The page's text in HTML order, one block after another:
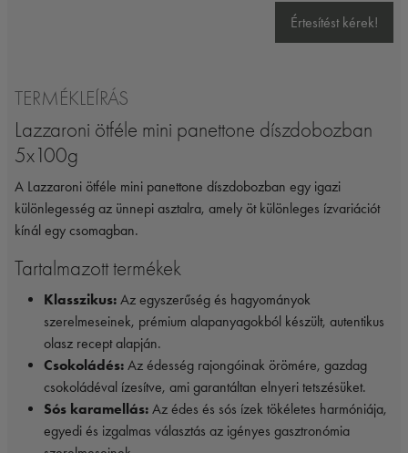
Értesítést kérek!
TERMÉKLEÍRÁS
Lazzaroni ötféle mini panettone díszdobozban
5x100g
A Lazzaroni ötféle mini panettone díszdobozban egy igazi
különlegesség az ünnepi asztalra, amely öt különleges ízvariációt
kínál egy csomagban.
Tartalmazott termékek
Klasszikus: Az egyszerűség és hagyományok
szerelmeseinek, prémium alapanyagokból készült, autentikus
olasz recept alapján.
Csokoládés: Az édesség rajongóinak örömére, gazdag
csokoládéval ízesítve, ami garantáltan elnyeri tetszésüket.
Sós karamellás: Az édes és sós ízek tökéletes harmóniája,
egyedi és izgalmas választás az igényes gasztronómia